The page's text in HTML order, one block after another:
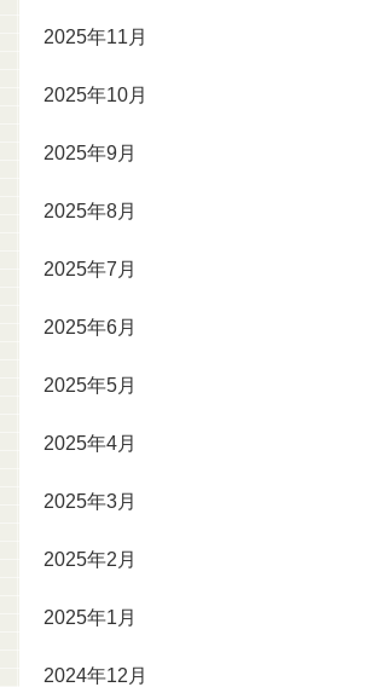
2025年11月
2025年10月
2025年9月
2025年8月
2025年7月
2025年6月
2025年5月
2025年4月
2025年3月
2025年2月
2025年1月
2024年12月